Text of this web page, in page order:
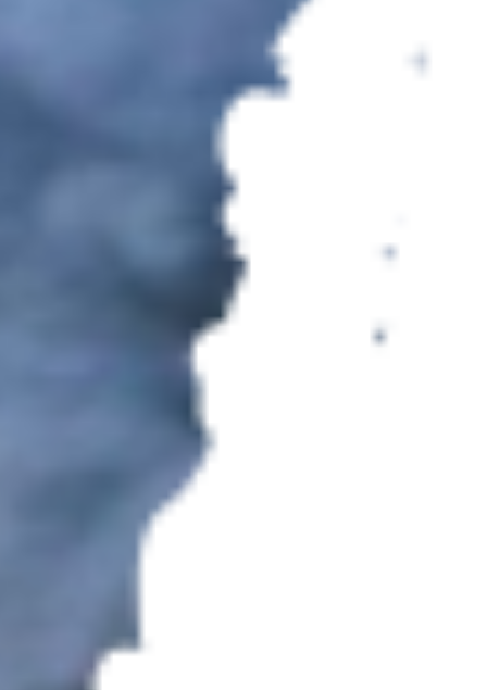
poprawy działania serwisu, personalizacji treści,
Dostosuj Zezwól na wszystkie